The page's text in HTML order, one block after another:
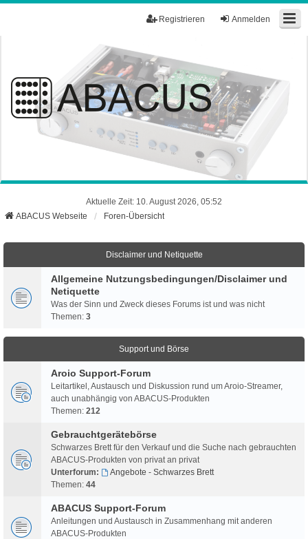
Anmelden
Registrieren
Aktuelle Zeit: 10. August 2026, 05:52
ABACUS Webseite
Foren-Übersicht
Disclaimer und Netiquette
Allgemeine Nutzungsbedingungen/Disclaimer und
Netiquette
Was der Sinn und Zweck dieses Forums ist und was nicht
Themen: 3
Support und Börse
Aroio Support-Forum
Leitartikel, Austausch und Diskussion rund um Aroio-Streamer,
auch unabhängig von ABACUS-Produkten
Themen: 212
Gebrauchtgerätebörse
Schwarzes Brett für den Verkauf und die Suche nach gebrauchten
ABACUS-Produkten von privat an privat
Unterforum:
Angebote - Schwarzes Brett
Themen: 44
ABACUS Support-Forum
Anleitungen und Austausch in Zusammenhang mit anderen
ABACUS-Produkten